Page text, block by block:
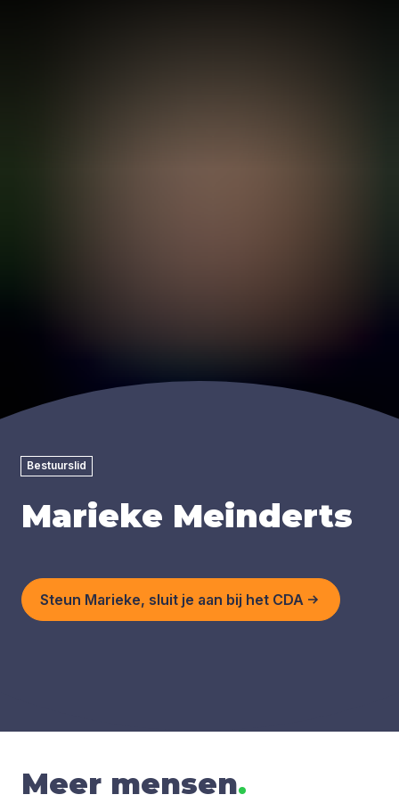
Bestuurslid
Marieke Meinderts
Steun Marieke, sluit je aan bij het CDA
Meer mensen.